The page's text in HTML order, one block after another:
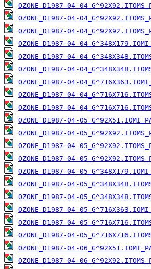
OZONE_D1987-04-
OZONE_D1987-04-
OZONE_D1987-04-
OZONE_D1987-04-
OZONE_D1987-04-
OZONE_D1987-04-
OZONE_D1987-04-
OZONE_D1987-04-
OZONE_D1987-04-
OZONE_D1987-04-
OZONE_D1987-04-
OZONE_D1987-04-
OZONE_D1987-04-
OZONE_D1987-04-
OZONE_D1987-04-
OZONE_D1987-04-
OZONE_D1987-04-
OZONE_D1987-04-
OZONE_D1987-04-
OZONE_D1987-04-
OZONE_D1987-04-